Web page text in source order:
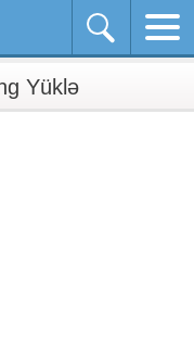
Yüklə